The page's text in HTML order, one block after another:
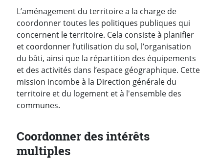
L’aménagement du territoire a la charge de
coordonner toutes les politiques publiques qui
concernent le territoire. Cela consiste à planifier
et coordonner l’utilisation du sol, l’organisation
du bâti, ainsi que la répartition des équipements
et des activités dans l’espace géographique. Cette
mission incombe à la Direction générale du
territoire et du logement et à l'ensemble des
communes.
Coordonner des intérêts
multiples